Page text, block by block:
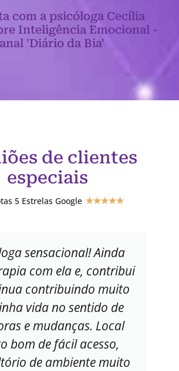
com a psicóloga Cecília
Inteligência Emocional -
'Diário da Bia'
de clientes
especiais
5 Estrelas Google ★★★★★
sensacional! Ainda
com ela e, contribui
contribuindo muito
vida no sentido de
e mudanças. Local
bom de fácil acesso,
de ambiente muito